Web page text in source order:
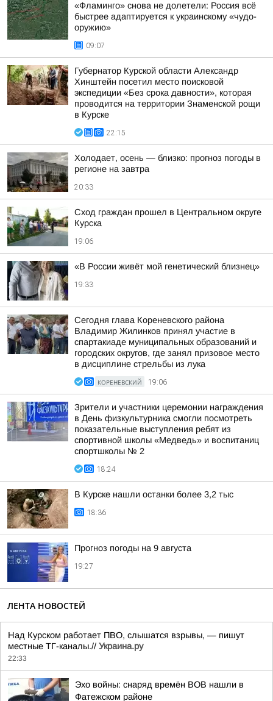
«Фламинго» снова не долетели: Россия всё
быстрее адаптируется к украинскому «чудо-
оружию»
09:07
Губернатор Курской области Александр
Хинштейн посетил место поисковой
экспедиции «Без срока давности», которая
проводится на территории Знаменской рощи
в Курске
22:15
Холодает, осень — близко: прогноз погоды в
регионе на завтра
20:33
Сход граждан прошел в Центральном округе
Курска
19:06
«В России живёт мой генетический близнец»
19:33
Сегодня глава Кореневского района
Владимир Жилинков принял участие в
спартакиаде муниципальных образований и
городских округов, где занял призовое место
в дисциплине стрельбы из лука
КОРЕНЕВСКИЙ 19:06
Зрители и участники церемонии награждения
в День физкультурника смогли посмотреть
показательные выступления ребят из
спортивной школы «Медведь» и воспитаниц
спортшколы № 2
18:24
В Курске нашли останки более 3,2 тыс
18:36
Прогноз погоды на 9 августа
19:27
ЛЕНТА НОВОСТЕЙ
Над Курском работает ПВО, слышатся взрывы, — пишут
местные ТГ-каналы.// Украина.ру
22:33
Эхо войны: снаряд времён ВОВ нашли в
Фатежском районе